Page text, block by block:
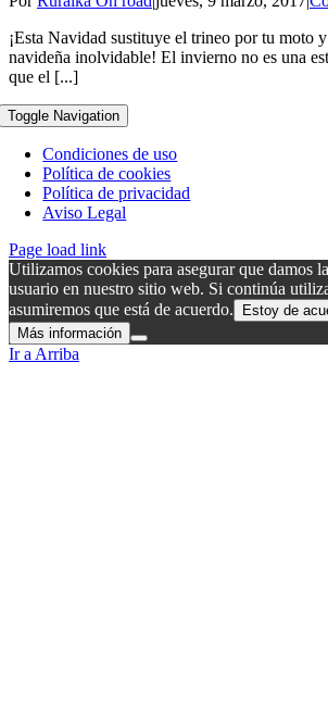
¡Esta Navidad sustituye el trineo por tu moto y
navideña inolvidable! El invierno no es una
que el [...]
Toggle Navigation
Condiciones de uso
Política de cookies
Política de privacidad
Aviso Legal
Page load link
Utilizamos cookies para asegurar que damos
usuario en nuestro sitio web. Si continúa
asumiremos que está de acuerdo.
Estoy de
Más información
Ir a Arriba